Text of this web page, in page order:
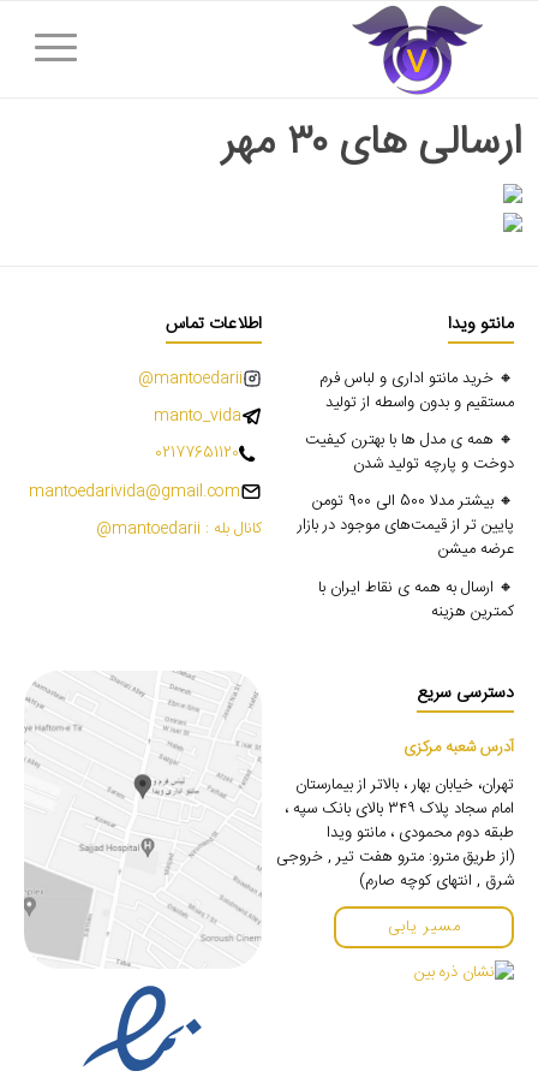
ارسالی های ۳۰ مهر
مانتو ویدا
🔸 خرید مانتو اداری و لباس فرم
مستقیم و بدون واسطه از تولید
🔸 همه ی مدل ها با بهترن کیفیت
دوخت و پارچه تولید شدن
🔸 بیشتر مدلا 500 الی 900 تومن
پایین تر از قیمت‌های موجود در بازار
عرضه میشن
🔸 ارسال به همه ی نقاط ایران با
کمترین هزینه
اطلاعات تماس
mantoedarii@
manto_vida
02177651120
mantoedarivida@gmail.com
کانال بله : mantoedarii@
دسترسی سریع
آدرس شعبه مرکزی
تهران، خیابان بهار ، بالاتر از بیمارستان
امام سجاد پلاک ۳۴۹ بالای بانک سپه ،
طبقه دوم محمودی ، مانتو ویدا
(از طریق مترو: مترو هفت تیر , خروجی
شرق , انتهای کوچه صارم)
مسیر یابی